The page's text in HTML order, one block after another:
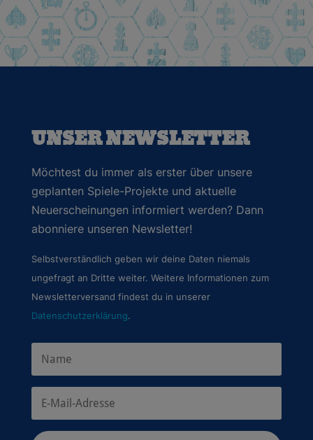
UNSER NEWSLETTER
Möchtest du immer als erster über unsere
geplanten Spiele-Projekte und aktuelle
Neuerscheinungen informiert werden? Dann
abonniere unseren Newsletter!
Selbstverständlich geben wir deine Daten niemals
ungefragt an Dritte weiter. Weitere Informationen zum
Newsletterversand findest du in unserer
Datenschutzerklärung.